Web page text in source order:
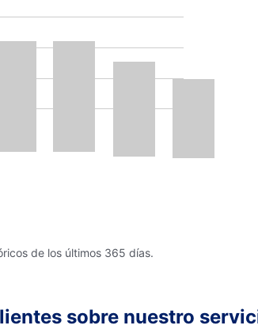
de los últimos 365 días.
sobre nuestro